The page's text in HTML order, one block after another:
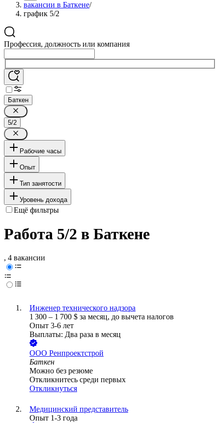
вакансии в Баткене/
график 5/2
Профессия, должность или компания
Баткен
5/2
Рабочие часы
Опыт
Тип занятости
Уровень дохода
Ещё фильтры
Работа 5/2 в Баткене
, 4 вакансии
Инженер технического надзора
1 300 – 1 700 $ за месяц, до вычета налогов
Опыт 3-6 лет
Выплаты: Два раза в месяц
ООО Ренпроектстрой
Баткен
Можно без резюме
Откликнитесь среди первых
Откликнуться
Медицинский представитель
Опыт 1-3 года